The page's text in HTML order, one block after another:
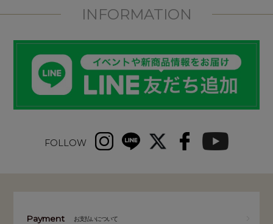
INFORMATION
FOLLOW
Payment お支払いについて